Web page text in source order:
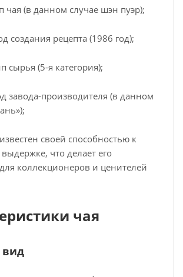
чая (в данном случае шэн пуэр);
создания рецепта (1986 год);
сырья (5-я категория);
завода-производителя (в данном
своей способностью к
что делает его
коллекционеров и ценителей
чая